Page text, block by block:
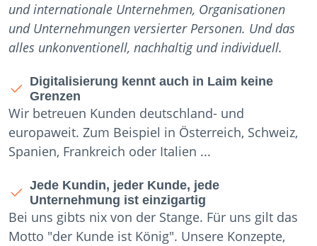
und internationale Unternehmen, Organisationen
und Unternehmungen versierter Personen. Und das
alles unkonventionell, nachhaltig und individuell.
Digitalisierung kennt auch in Laim keine
Grenzen
Wir betreuen Kunden deutschland- und
europaweit. Zum Beispiel in Österreich, Schweiz,
Spanien, Frankreich oder Italien ...
Jede Kundin, jeder Kunde, jede
Unternehmung ist einzigartig
Bei uns gibts nix von der Stange. Für uns gilt das
Motto "der Kunde ist König". Unsere Konzepte,